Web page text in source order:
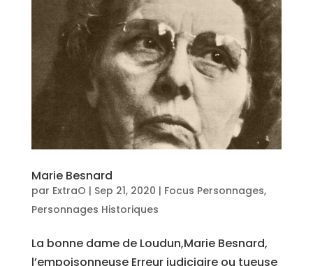
Marie Besnard
par ExtraO | Sep 21, 2020 | Focus Personnages,
Personnages Historiques
La bonne dame de Loudun,Marie Besnard,
l’empoisonneuse Erreur judiciaire ou tueuse